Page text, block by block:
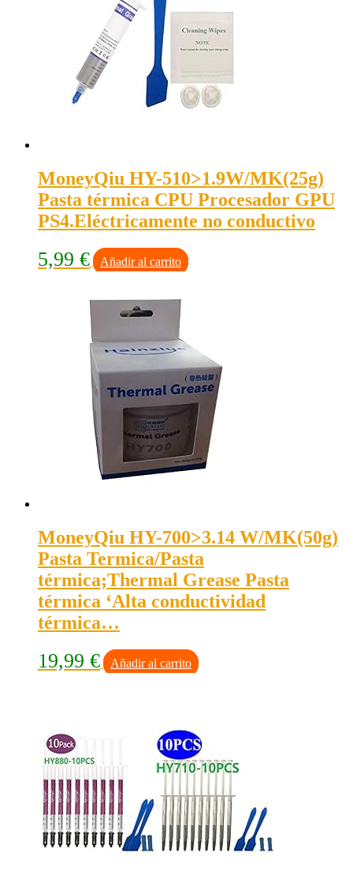
MoneyQiu HY-510>1.9W/MK(25g)
Pasta térmica CPU Procesador GPU
PS4.Eléctricamente no conductivo
5,99 € Añadir al carrito
MoneyQiu HY-700>3.14 W/MK(50g)
Pasta Termica/Pasta
térmica;Thermal Grease Pasta
térmica ‘Alta conductividad
térmica…
19,99 € Añadir al carrito